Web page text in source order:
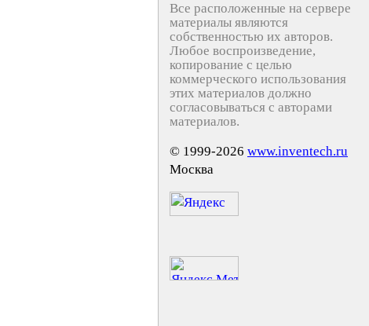
Все расположенные на сервере
материалы являются
собственностью их авторов.
Любое воспроизведение,
копирование с целью
коммерческого использования
этих материалов должно
согласовываться с авторами
материалов.
© 1999-2026 www.inventech.ru
Москва